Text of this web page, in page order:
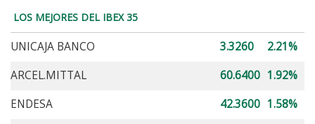
LOS MEJORES DEL IBEX 35
UNICAJA BANCO 3.3260
2.21%
ARCEL.MITTAL
60.6400 1.92%
ENDESA
42.3600 1.58%